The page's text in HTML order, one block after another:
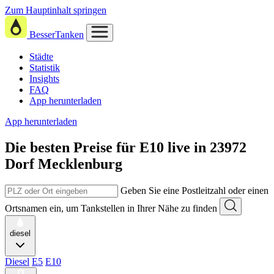
Zum Hauptinhalt springen
BesserTanken
Städte
Statistik
Insights
FAQ
App herunterladen
App herunterladen
Die besten Preise für E10 live in 23972
Dorf Mecklenburg
Geben Sie eine Postleitzahl oder einen
Ortsnamen ein, um Tankstellen in Ihrer Nähe zu finden
diesel
Diesel E5 E10